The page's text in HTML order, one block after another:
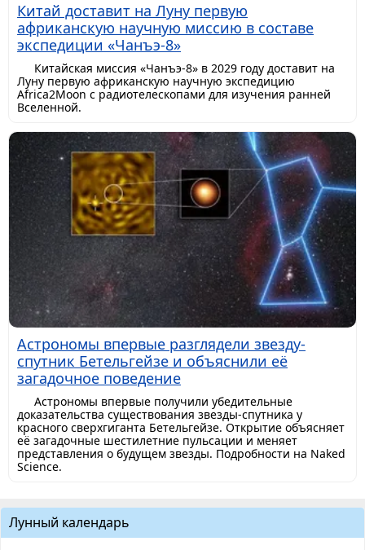
Китай доставит на Луну первую
африканскую научную миссию в составе
экспедиции «Чанъэ-8»
Китайская миссия «Чанъэ-8» в 2029 году доставит на
Луну первую африканскую научную экспедицию
Africa2Moon с радиотелескопами для изучения ранней
Вселенной.
Астрономы впервые разглядели звезду-
спутник Бетельгейзе и объяснили её
загадочное поведение
Астрономы впервые получили убедительные
доказательства существования звезды-спутника у
красного сверхгиганта Бетельгейзе. Открытие объясняет
её загадочные шестилетние пульсации и меняет
представления о будущем звезды. Подробности на Naked
Science.
Лунный календарь